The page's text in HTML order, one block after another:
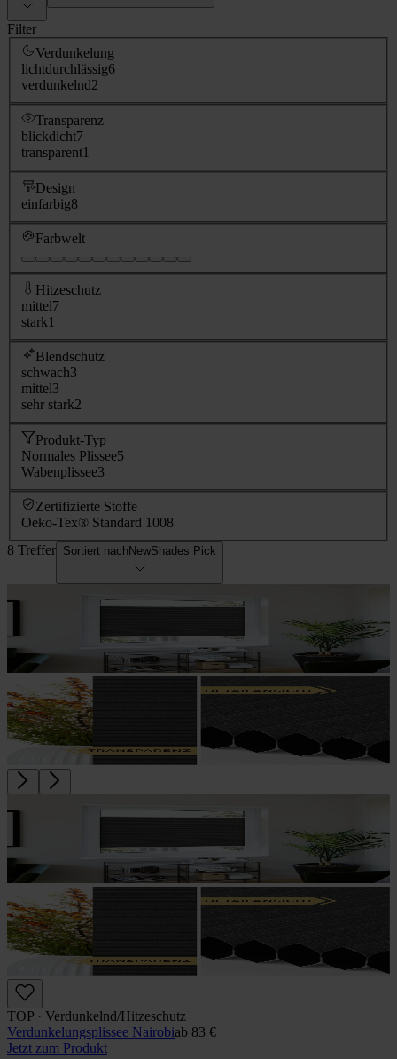
Filter
Verdunkelung
lichtdurchlässig6
verdunkelnd2
Transparenz
blickdicht7
transparent1
Design
einfarbig8
Farbwelt
Hitzeschutz
mittel7
stark1
Blendschutz
schwach3
mittel3
sehr stark2
Produkt-Typ
Normales Plissee5
Wabenplissee3
Zertifizierte Stoffe
Oeko-Tex® Standard 1008
8 Treffer Sortiert nachNewShades Pick
TOP · Verdunkelnd/Hitzeschutz
Verdunkelungs­plissee Nairobiab 83 €
Jetzt zum Produkt